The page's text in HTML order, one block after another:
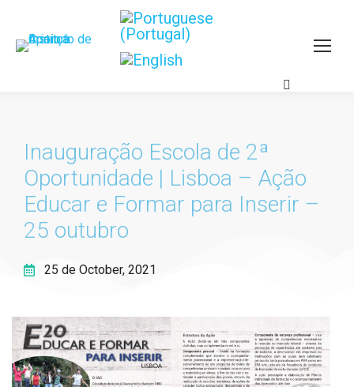
Inauguração Escola de 2ª
Oportunidade | Lisboa – Ação
Educar e Formar para Inserir –
25 outubro
25 de October, 2021